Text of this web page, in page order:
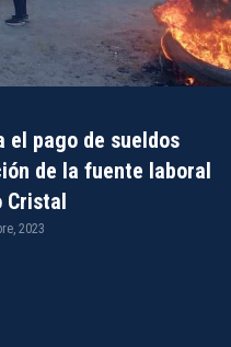
el pago de sueldos
de la fuente laboral
Cristal
2023